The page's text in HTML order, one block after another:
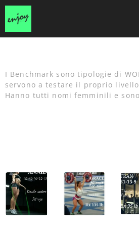
I Benchmark sono tipologie di
servono a testare il proprio
Hanno tutti nomi femminili e